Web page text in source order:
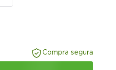
Compra segura